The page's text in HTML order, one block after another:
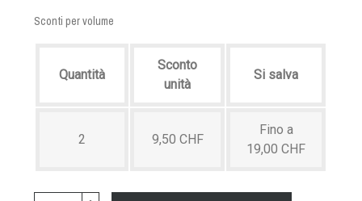
Sconti per volume
Quantità
Sconto
unità
Si salva
2 9,50 CHF
Fino a
19,00 CHF